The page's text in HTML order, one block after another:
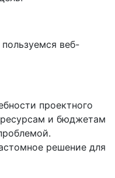
веб-
проектного
и бюджетам
решение для